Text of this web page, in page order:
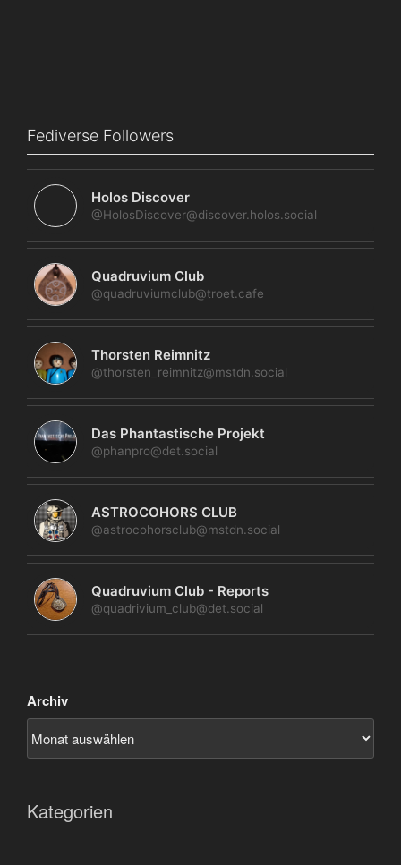
Fediverse Followers
Holos Discover
@HolosDiscover@discover.holos.social
Quadruvium Club
@quadruviumclub@troet.cafe
Thorsten Reimnitz
@thorsten_reimnitz@mstdn.social
Das Phantastische Projekt
@phanpro@det.social
ASTROCOHORS CLUB
@astrocohorsclub@mstdn.social
Quadruvium Club - Reports
@quadrivium_club@det.social
Archiv
Kategorien